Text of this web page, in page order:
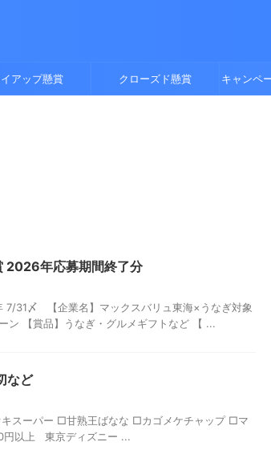
イアップ懸賞 クローズド懸賞 キャンペ
2026年応募期間終了分
7/31〆 【企業名】マックスバリュ東海×うなぎ対象
ン 【賞品】うなぎ・グルメギフトなど 【 ...
など
スーパー □甘熟王ばなな □カゴメケチャップ □マ
以上 東京ディズニー ...